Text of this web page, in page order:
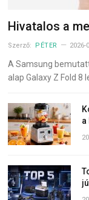
Hivatalos a
Szerző: PÉTER 2026-
A Samsung
alap Galaxy Z Fold 8
a